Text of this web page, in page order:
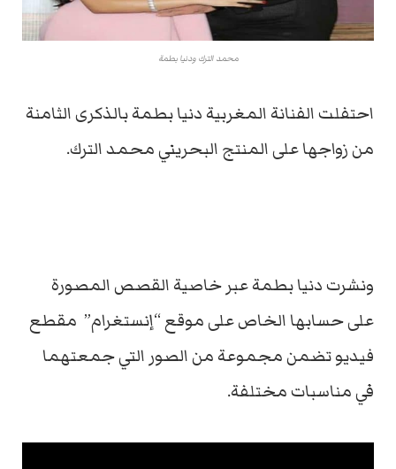
محمد الترك ودنيا بطمة
احتفلت الفنانة المغربية دنيا بطمة بالذكرى الثامنة
من زواجها على المنتج البحريني محمد الترك.
ونشرت دنيا بطمة عبر خاصية القصص المصورة
على حسابها الخاص على موقع “إنستغرام” مقطع
فيديو تضمن مجموعة من الصور التي جمعتهما
في مناسبات مختلفة.